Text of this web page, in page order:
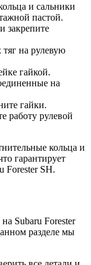
и сальники
пастой.
закрепите
на рулевую
гайкой.
на
гайки.
работу рулевой
кольца и
гарантирует
Forester SH.
Subaru Forester
разделе мы